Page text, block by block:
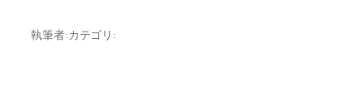
執筆者:カテゴリ: